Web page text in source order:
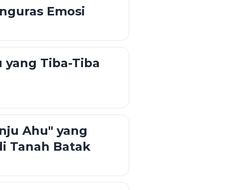
Emosi
yang Tiba-Tiba
Ahu" yang
Tanah Batak